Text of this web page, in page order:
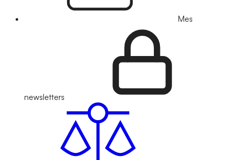
Mes
newsletters